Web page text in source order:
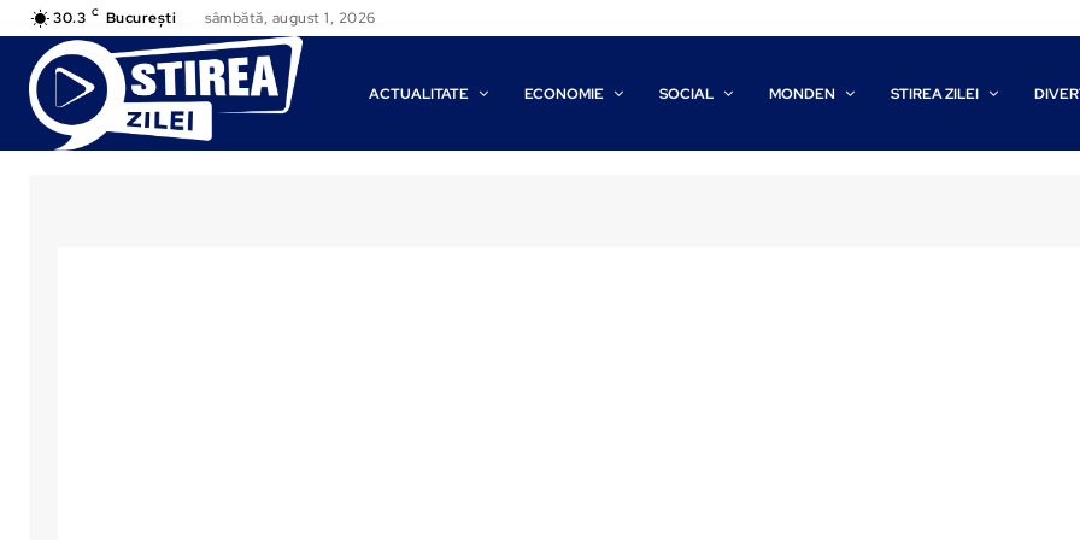
30.3 C București sâmbătă, august 1, 2026
ACTUALITATE ECONOMIE SOCIAL MONDEN STIREA ZILEI